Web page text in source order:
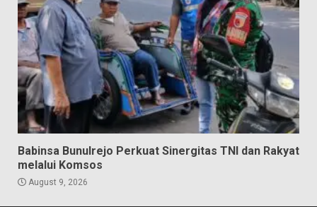
Babinsa Bunulrejo Perkuat Sinergitas TNI dan Rakyat
melalui Komsos
August 9, 2026